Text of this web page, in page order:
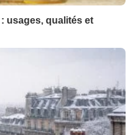
usages, qualités et